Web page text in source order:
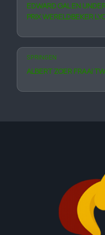
EDWARD GAL EN
PRIX WERELDBEKER
SPRINGEN
ALBERT ZOER FRAAI